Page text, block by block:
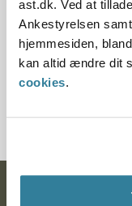
ast.dk. Ved at
Ankestyrelsen
hjemmesiden,
kan altid ændre dit
cookies.
Paragraf
§ 1 § 30